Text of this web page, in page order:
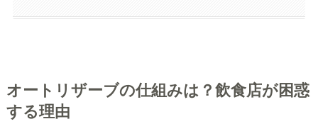
オートリザーブの仕組みは？飲食店が困惑
する理由